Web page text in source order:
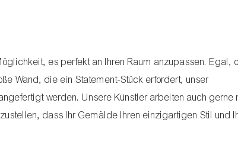
es perfekt an Ihren Raum anzupassen. Egal,
Wand, die ein Statement-Stück erfordert, unser
werden. Unsere Künstler arbeiten auch gerne
dass Ihr Gemälde Ihren einzigartigen Stil und